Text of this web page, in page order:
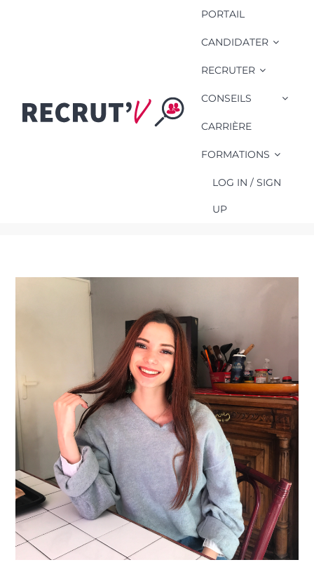
PORTAIL
CANDIDATER
RECRUTER
CONSEILS
CARRIÈRE
FORMATIONS
LOG IN / SIGN
UP
Laurine ******
BTS management